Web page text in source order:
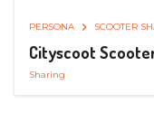
PERSONA SCOOTER
Cityscoot
Sharing